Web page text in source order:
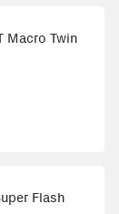
Macro Twin
Flash